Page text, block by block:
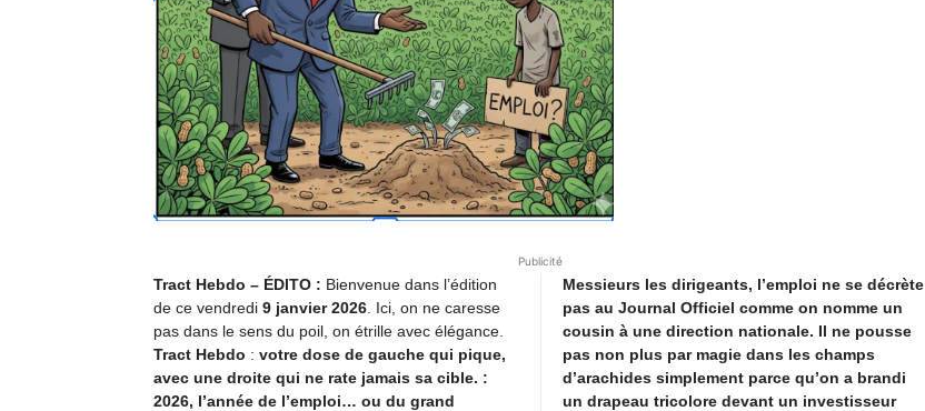
Publicité
Tract Hebdo – ÉDITO : Bienvenue dans l’édition
de ce vendredi 9 janvier 2026 . Ici, on ne caresse
pas dans le sens du poil, on étrille avec élégance.
Tract Hebdo : votre dose de gauche qui pique,
avec une droite qui ne rate jamais sa cible. :
2026, l’année de l’emploi… ou du grand
Messieurs les dirigeants, l’emploi ne se décrète
pas au Journal Officiel comme on nomme un
cousin à une direction nationale. Il ne pousse
pas non plus par magie dans les champs
d’arachides simplement parce qu’on a brandi
un drapeau tricolore devant un investisseur